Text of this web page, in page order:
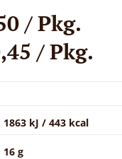
/ Pkg.
/ Pkg.
1863 kJ / 443 kcal
16 g